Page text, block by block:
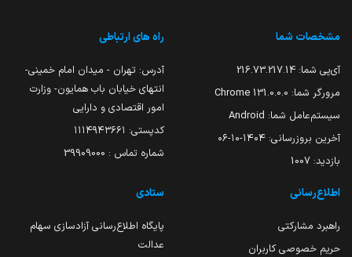
مشخصات شما
آی‌پی شما: 216.73.217.14
مرورگر شما: 131.0.0.0 Chrome
سیستم‌عامل شما: Android
آخرین بروزرسانی: ۱۴۰۴-۱۰-۰۶
بازدید: 1007
راه های ارتباطی
آدرس: تهران - میدان امام خمینی-
انتهای خیابان باب همایون- وزارت
امور اقتصادی و دارایی
کدپستی: ۱۱۱۴۹۴۳۶۶۱
شماره تماس : 39909000
اطلاع‌رسانی
راهبرد مشارکتی
حریم خصوصی کاربران
ستادی
پایگاه اطلاع‌رسانی آزادسازی سهام
عدالت